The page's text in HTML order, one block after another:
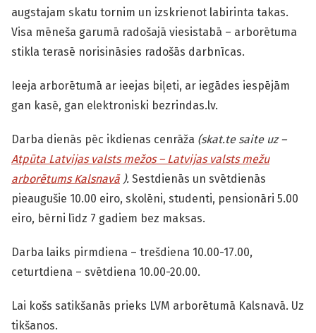
augstajam skatu tornim un izskrienot labirinta takas.
Visa mēneša garumā radošajā viesistabā – arborētuma
stikla terasē norisināsies radošās darbnīcas.
Ieeja arborētumā ar ieejas biļeti, ar iegādes iespējām
gan kasē, gan elektroniski bezrindas.lv.
Darba dienās pēc ikdienas cenrāža (skat.te saite uz –
Atpūta Latvijas valsts mežos – Latvijas valsts mežu
arborētums Kalsnavā). Sestdienās un svētdienās
pieaugušie 10.00 eiro, skolēni, studenti, pensionāri 5.00
eiro, bērni līdz 7 gadiem bez maksas.
Darba laiks pirmdiena – trešdiena 10.00-17.00,
ceturtdiena – svētdiena 10.00-20.00.
Lai košs satikšanās prieks LVM arborētumā Kalsnavā. Uz
tikšanos.